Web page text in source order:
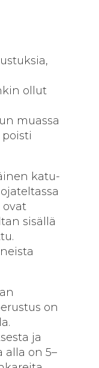
ollut
muassa
katu-
ovat
sisällä
on
ja
alla on 5–